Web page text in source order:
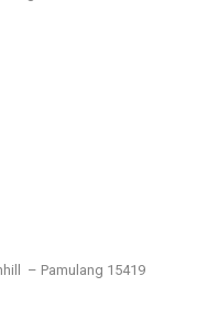
– Pamulang 15419